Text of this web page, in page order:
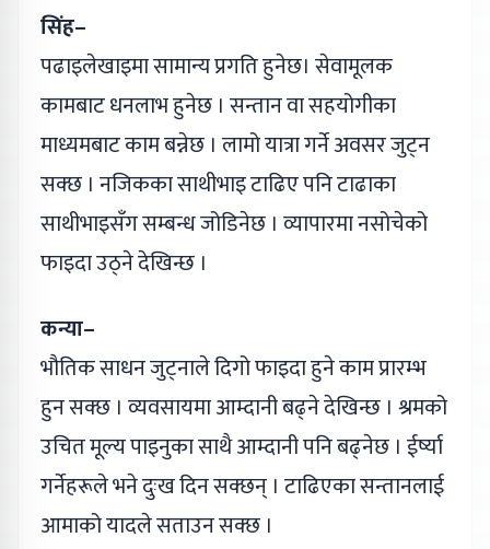
सिंह–
पढाइलेखाइमा सामान्य प्रगति हुनेछ। सेवामूलक
कामबाट धनलाभ हुनेछ । सन्तान वा सहयोगीका
माध्यमबाट काम बन्नेछ । लामो यात्रा गर्ने अवसर जुट्न
सक्छ । नजिकका साथीभाइ टाढिए पनि टाढाका
साथीभाइसँग सम्बन्ध जोडिनेछ । व्यापारमा नसोचेको
फाइदा उठ्ने देखिन्छ ।
कन्या–
भौतिक साधन जुट्नाले दिगो फाइदा हुने काम प्रारम्भ
हुन सक्छ । व्यवसायमा आम्दानी बढ्ने देखिन्छ । श्रमको
उचित मूल्य पाइनुका साथै आम्दानी पनि बढ्नेछ । ईर्ष्या
गर्नेहरूले भने दुःख दिन सक्छन् । टाढिएका सन्तानलाई
आमाको यादले सताउन सक्छ ।